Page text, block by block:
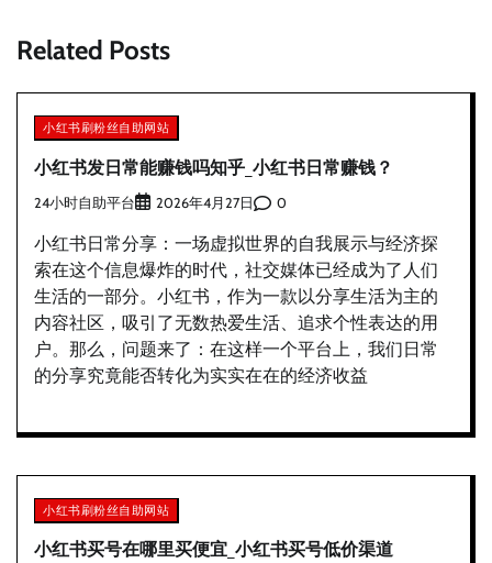
Related Posts
小红书刷粉丝自助网站
小红书发日常能赚钱吗知乎_小红书日常赚钱？
24小时自助平台 2026年4月27日 0
小红书日常分享：一场虚拟世界的自我展示与经济探
索在这个信息爆炸的时代，社交媒体已经成为了人们
生活的一部分。小红书，作为一款以分享生活为主的
内容社区，吸引了无数热爱生活、追求个性表达的用
户。那么，问题来了：在这样一个平台上，我们日常
的分享究竟能否转化为实实在在的经济收益
小红书刷粉丝自助网站
小红书买号在哪里买便宜_小红书买号低价渠道